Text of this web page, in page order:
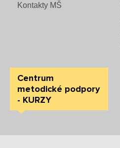
Kontakty MŠ
Centrum
metodické podpory
- KURZY